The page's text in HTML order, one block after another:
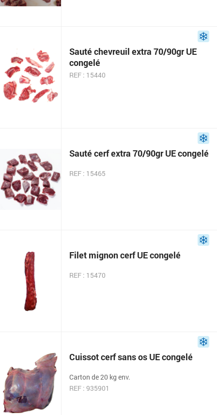
Sauté chevreuil extra 70/90gr UE
congelé
REF : 15440
Sauté cerf extra 70/90gr UE congelé
REF : 15465
Filet mignon cerf UE congelé
REF : 15470
Cuissot cerf sans os UE congelé
Carton de 20 kg env.
REF : 935901